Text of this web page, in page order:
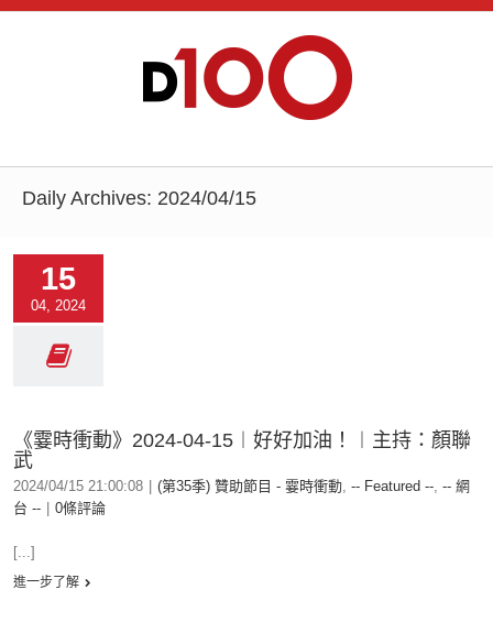
Daily Archives: 2024/04/15
15
04, 2024
《霎時衝動》2024-04-15︱好好加油！︱主持：顏聯
武
2024/04/15 21:00:08 (第35季) 贊助節目 - 霎時衝動, -- Featured --, -- 網
台 --
0條評論
[...]
進一步了解